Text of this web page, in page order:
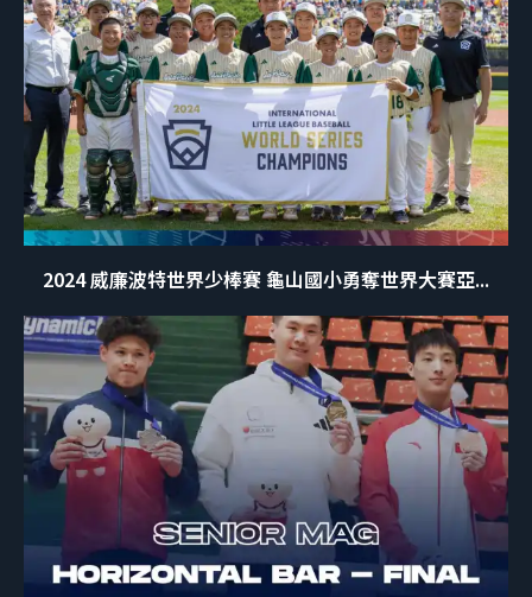
2024 威廉波特世界少棒賽 龜山國小勇奪世界大賽亞...